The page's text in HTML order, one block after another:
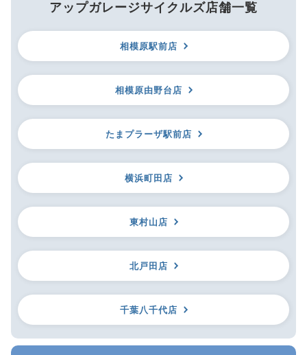
アップガレージサイクルズ店舗一覧
相模原駅前店
相模原由野台店
たまプラーザ駅前店
横浜町田店
東村山店
北戸田店
千葉八千代店